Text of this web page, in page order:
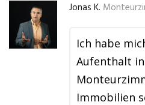
Jonas K.
Ich habe
Aufenthalt
Immobilien